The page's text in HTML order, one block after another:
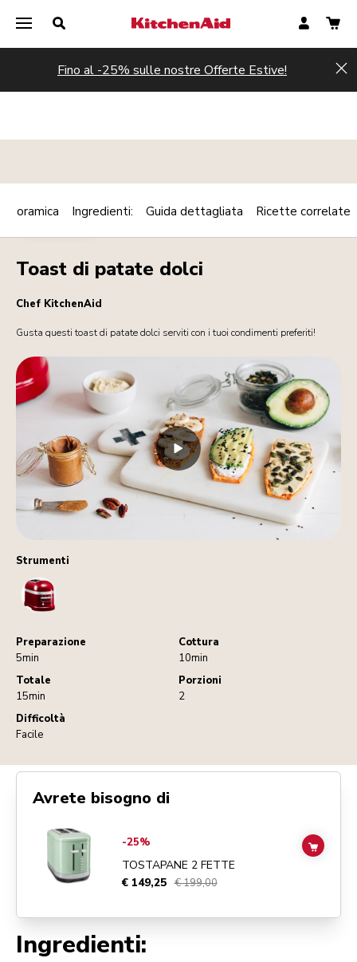
Fino al -25% sulle nostre Offerte Estive!
Strumenti
Toaster
Preparazione
5min
Cottura
10min
Totale
15min
Porzioni
2
Difficoltà
Facile
PIATTI CALDI Print
Toast di patate dolci
Chef KitchenAid
Gusta questi toast di patate dolci serviti con i tuoi condimenti preferiti!
Ingredienti: Guida dettagliata Ricette correlate
Ingredienti:
Avrete bisogno di
Go toTOSTAPANE 2 FETTE
-25%
TOSTAPANE 2 FETTE
€ 149,25 € 199,00
ADD